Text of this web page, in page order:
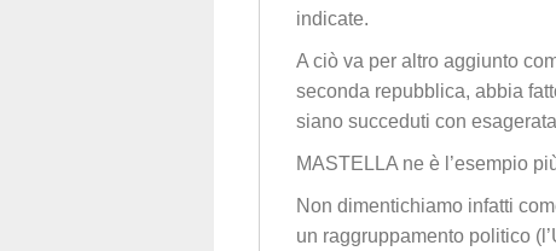
indicate.
A ciò va per altro aggiunto
seconda repubblica, abbia
siano succeduti con
MASTELLA ne è l’esempio
Non dimentichiamo infatti
un raggruppamento politico